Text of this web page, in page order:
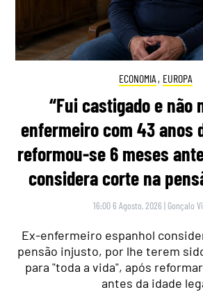
ECONOMIA , EUROPA
“Fui castigado e não
enfermeiro com 43 anos
reformou-se 6 meses
considera corte na
16:00 6 Agosto, 2026 | Gonçalo
Ex-enfermeiro espanhol
pensão injusto, por lhe terem
para "toda a vida", após
antes da idade